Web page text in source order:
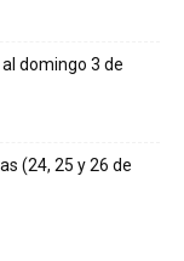
domingo 3 de
(24, 25 y 26 de